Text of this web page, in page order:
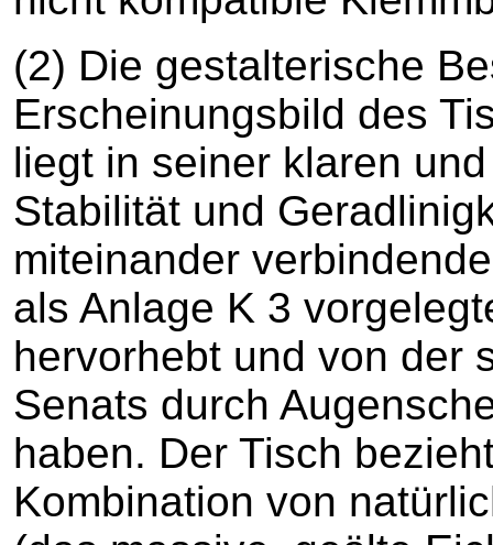
(2) Die gestalterische
Erscheinungsbild des
liegt in seiner klaren
Stabilität und
miteinander
als Anlage K 3
hervorhebt und von der
Senats durch
haben. Der Tisch
Kombination von